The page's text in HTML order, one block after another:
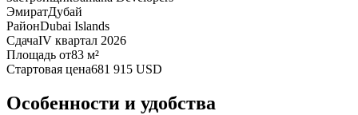
ЭмиратДубай
РайонDubai Islands
СдачаIV квартал 2026
Площадь от83 м²
Стартовая цена681 915 USD
Особенности и удобства